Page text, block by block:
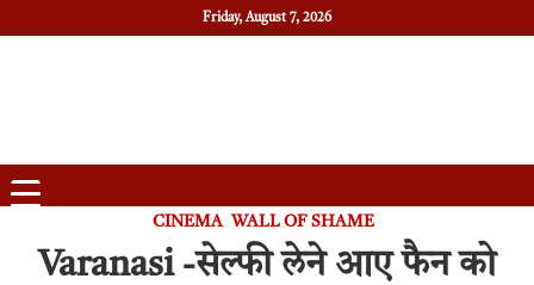
Friday, August 7, 2026
CINEMA WALL OF SHAME
Varanasi -सेल्फी लेने आए फैन को